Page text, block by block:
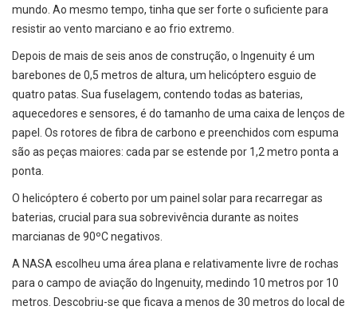
mundo. Ao mesmo tempo, tinha que ser forte o suficiente para
resistir ao vento marciano e ao frio extremo.
Depois de mais de seis anos de construção, o Ingenuity é um
barebones de 0,5 metros de altura, um helicóptero esguio de
quatro patas. Sua fuselagem, contendo todas as baterias,
aquecedores e sensores, é do tamanho de uma caixa de lenços de
papel. Os rotores de fibra de carbono e preenchidos com espuma
são as peças maiores: cada par se estende por 1,2 metro ponta a
ponta.
O helicóptero é coberto por um painel solar para recarregar as
baterias, crucial para sua sobrevivência durante as noites
marcianas de 90ºC negativos.
A NASA escolheu uma área plana e relativamente livre de rochas
para o campo de aviação do Ingenuity, medindo 10 metros por 10
metros. Descobriu-se que ficava a menos de 30 metros do local de